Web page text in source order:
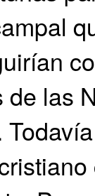
de las